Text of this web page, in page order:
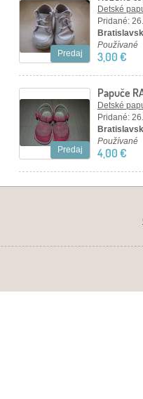
Predaj
Detské
Pridané:
Používané
3,00 €
Predaj
Papuče
Detské
Pridané:
Používané
4,00 €